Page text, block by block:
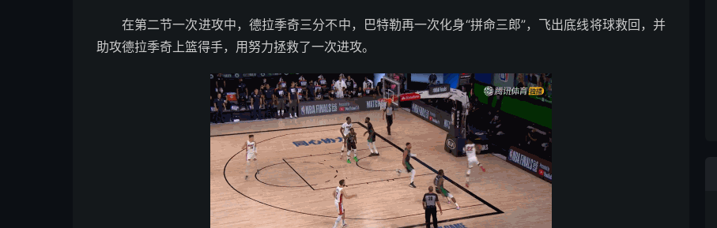
在第二节一次进攻中，德拉季奇三分不中，巴特勒再一次化身“拼命三郎”，飞出底线将球救回，并
助攻德拉季奇上篮得手，用努力拯救了一次进攻。